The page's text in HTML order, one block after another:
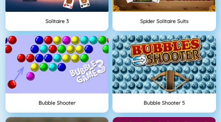
Solitaire 3 Spider Solitaire Suits
Bubble Shooter Bubble Shooter 5